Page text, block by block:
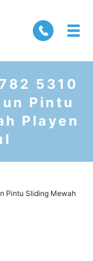
5310
Pintu
Playen
Pintu Sliding Mewah